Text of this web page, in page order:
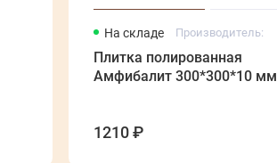
На складе Производитель:
Плитка полированная
Амфибалит 300*300*10 мм
1210 ₽